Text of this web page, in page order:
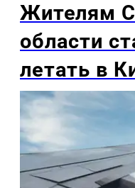
Жителям
области
летать в